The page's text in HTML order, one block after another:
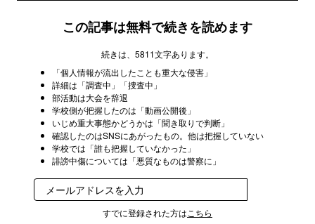
この記事は無料で続きを読めます
続きは、5811文字あります。
「個人情報が流出したことも重大な侵害」
詳細は「調査中」「捜査中」
部活動は大会を辞退
学校側が把握したのは「動画公開後」
いじめ重大事態かどうかは「聞き取りで判断」
確認したのはSNSにあがったもの。他は把握していない
学校では「誰も把握していなかった」
誹謗中傷については「悪質なものは警察に」
すでに登録された方は こちら